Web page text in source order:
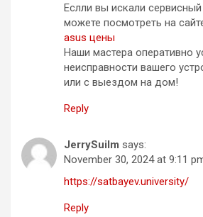
Еслли вы искали
можете посмотреть на
asus цены
Наши мастера оперативно
неисправности вашего
или с выездом на дом!
Reply
JerrySuilm says:
November 30, 2024 at 9:11
https://satbayev.university/
Reply